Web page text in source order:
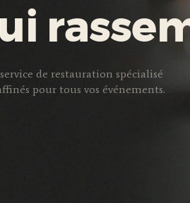
de restauration spécialisé
pour tous vos événements.